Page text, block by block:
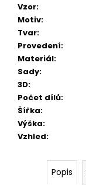
Vzor:
Motiv:
Tvar:
Provedení:
Materiál:
Sady:
3D:
Počet dílů:
Šířka:
Výška:
Vzhled:
Popis